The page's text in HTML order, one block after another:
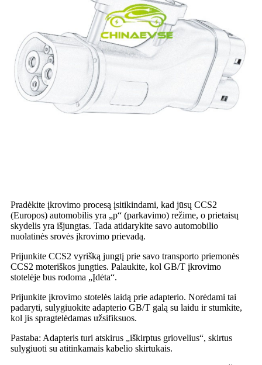
Pradėkite įkrovimo procesą įsitikindami, kad jūsų CCS2
(Europos) automobilis yra „p“ (parkavimo) režime, o prietaisų
skydelis yra išjungtas. Tada atidarykite savo automobilio
nuolatinės srovės įkrovimo prievadą.
Prijunkite CCS2 vyrišką jungtį prie savo transporto priemonės
CCS2 moteriškos jungties. Palaukite, kol GB/T įkrovimo
stotelėje bus rodoma „Įdėta“.
Prijunkite įkrovimo stotelės laidą prie adapterio. Norėdami tai
padaryti, sulygiuokite adapterio GB/T galą su laidu ir stumkite,
kol jis spragtelėdamas užsifiksuos.
Pastaba: Adapteris turi atskirus „iškirptus griovelius“, skirtus
sulygiuoti su atitinkamais kabelio skirtukais.